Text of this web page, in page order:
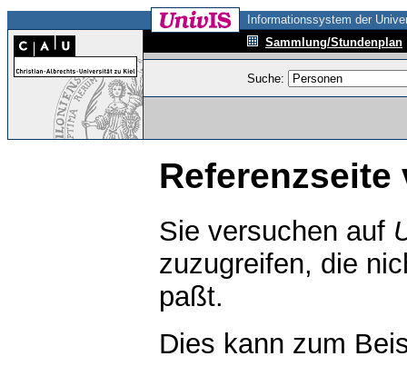
Informationssystem der
Sammlung/Stundenplan
Suche:
Referenzseite
Sie versuchen auf
zuzugreifen, die
paßt.
Dies kann zum